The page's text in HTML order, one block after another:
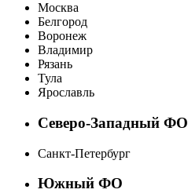
Москва
Белгород
Воронеж
Владимир
Рязань
Тула
Ярославль
Северо-Западный ФО
Санкт-Петербург
Южный ФО